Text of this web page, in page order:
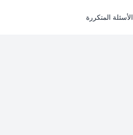
الأسئلة المتكررة